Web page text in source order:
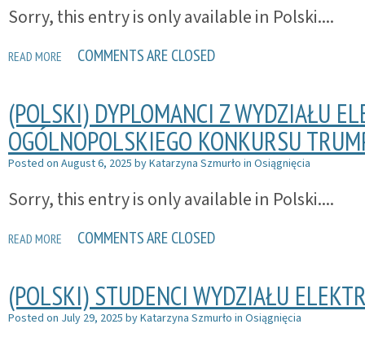
Sorry, this entry is only available in Polski....
READ MORE COMMENTS ARE CLOSED
(POLSKI) DYPLOMANCI Z WYDZIAŁU
OGÓLNOPOLSKIEGO KONKURSU
Posted on August 6, 2025 byKatarzyna Szmurło in Osiągnięcia
Sorry, this entry is only available in Polski....
READ MORE COMMENTS ARE CLOSED
(POLSKI) STUDENCI WYDZIAŁU
Posted on July 29, 2025 byKatarzyna Szmurło in Osiągnięcia